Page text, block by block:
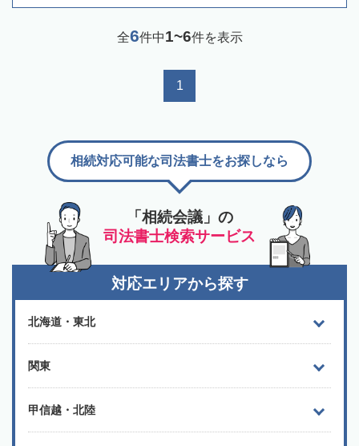
全6件中1~6件を表示
1
「相続会議」の
司法書士検索サービス
相続対応可能な司法書士をお探しなら
対応エリアから探す
北海道・東北
関東
甲信越・北陸